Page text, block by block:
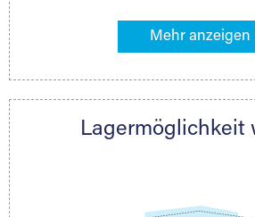
Lagermöglichkeiten in Ihrer
direkt online mieten. Gibt es
nächstgelegenen Partner und
Lagermöglichkeit